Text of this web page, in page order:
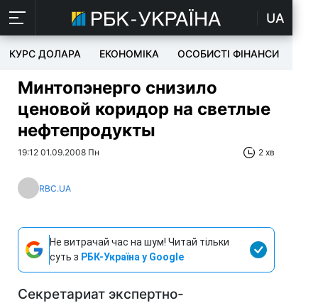
UA
КУРС ДОЛАРА ЕКОНОМІКА ОСОБИСТІ ФІНАНСИ
Минтопэнерго снизило
ценовой коридор на светлые
нефтепродукты
19:12 01.09.2008 Пн 2 хв
RBC.UA
Не витрачай час на шум! Читай тільки
суть з РБК-Україна у Google
Секретариат экспертно-